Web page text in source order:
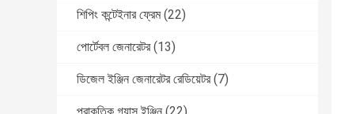
শিপিং কন্টেইনার ফ্রেম (22)
পোর্টেবল জেনারেটর (13)
ডিজেল ইঞ্জিন জেনারেটর রেডিয়েটর (7)